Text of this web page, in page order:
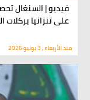
فيديو | السنغال
على تنزانيا بركلات
منذ الأربعاء , 3 يونيو 2026